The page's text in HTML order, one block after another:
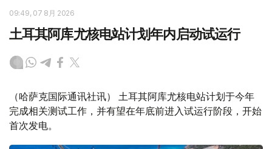
09:49, 07 8月 2026
土耳其阿库尤核电站计划年内启动试运行
（哈萨克国际通讯社讯） 土耳其阿库尤核电站计划于今年
完成相关测试工作，并有望在年底前进入试运行阶段，开始
首次发电。